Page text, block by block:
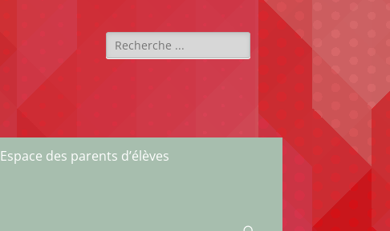
Rechercher :
Espace des parents d’élèves